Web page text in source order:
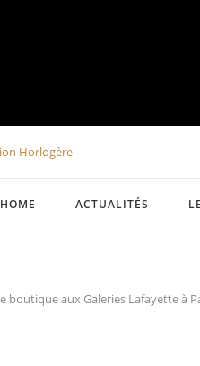
HOME ACTUALITÉS
boutique aux Galeries Lafayette à